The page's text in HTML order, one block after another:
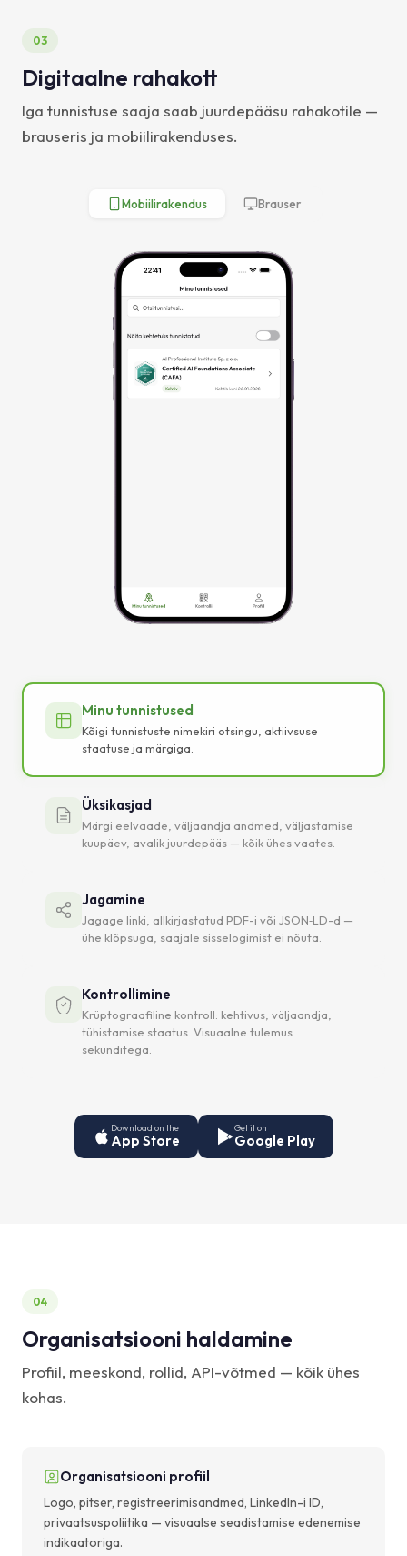
03
Digitaalne rahakott
Iga tunnistuse saaja saab juurdepääsu rahakotile —
brauseris ja mobiilirakenduses.
Mobiilirakendus Brauser
Minu tunnistused
Kõigi tunnistuste nimekiri otsingu, aktiivsuse
staatuse ja märgiga.
Üksikasjad
Märgi eelvaade, väljaandja andmed, väljastamise
kuupäev, avalik juurdepääs — kõik ühes vaates.
Jagamine
Jagage linki, allkirjastatud PDF-i või JSON‑LD-d —
ühe klõpsuga, saajale sisselogimist ei nõuta.
Kontrollimine
Krüptograafiline kontroll: kehtivus, väljaandja,
tühistamise staatus. Visuaalne tulemus
sekunditega.
Download on the
App Store
Get it on
Google Play
04
Organisatsiooni haldamine
Profiil, meeskond, rollid, API-võtmed — kõik ühes
kohas.
Organisatsiooni profiil
Logo, pitser, registreerimisandmed, LinkedIn-i ID,
privaatsuspoliitika — visuaalse seadistamise edenemise
indikaatoriga.